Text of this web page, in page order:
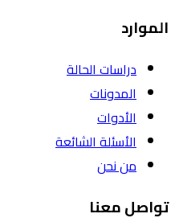
الموارد
دراسات الحالة
المدونات
الأدوات
الأسئلة الشائعة
من نحن
تواصل معنا